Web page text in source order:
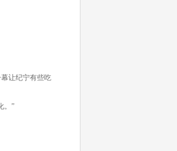
让纪宁有些吃
。”